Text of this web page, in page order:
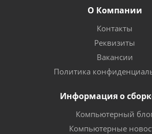
О Компании
Контакты
Реквизиты
Вакансии
Политика
Информация о
Компьютерный
Компьютерные